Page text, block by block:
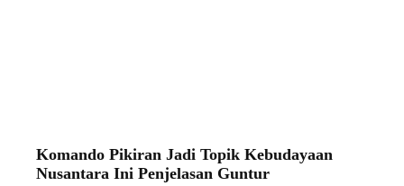
Komando Pikiran Jadi Topik Kebudayaan
Nusantara Ini Penjelasan Guntur